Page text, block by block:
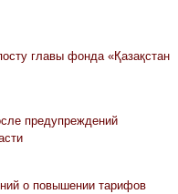
главы фонда «Қазақстан
предупреждений
о повышении тарифов